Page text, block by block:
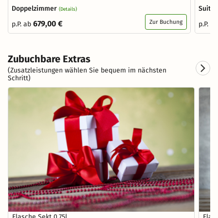
Doppelzimmer (Details)
p.P. ab 679,00 € Zur Buchung
p.P.
Zubuchbare Extras
(Zusatzleistungen wählen Sie bequem im nächsten
Schritt)